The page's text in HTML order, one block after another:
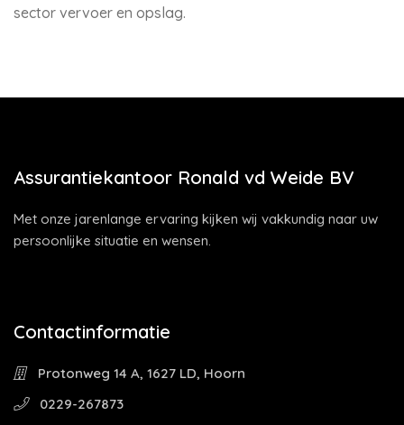
sector vervoer en opslag.
Assurantiekantoor Ronald vd Weide BV
Met onze jarenlange ervaring kijken wij vakkundig naar uw
persoonlijke situatie en wensen.
Contactinformatie
Protonweg 14 A, 1627 LD, Hoorn
0229-267873